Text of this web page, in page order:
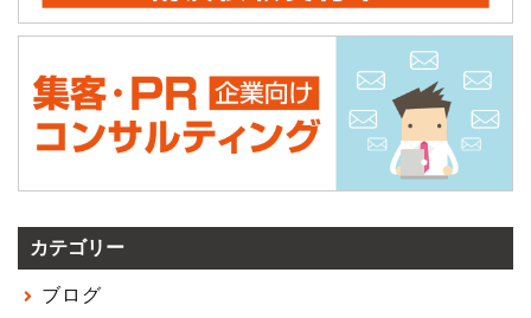
カテゴリー
ブログ